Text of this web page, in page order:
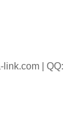
| QQ: